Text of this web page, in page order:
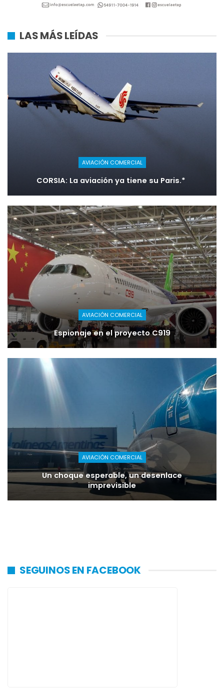
LAS MÁS LEÍDAS
AVIACIÓN COMERCIAL
CORSIA: La aviación ya tiene su Paris.*
AVIACIÓN COMERCIAL
Espionaje en el proyecto C919
AVIACIÓN COMERCIAL
Un choque esperable, un desenlace
imprevisible
SEGUINOS EN FACEBOOK